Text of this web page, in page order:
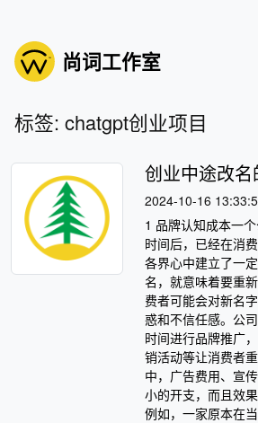
尚词工作室
标签: chatgpt创业项目
创业中途改名
2024-10-16
1 品牌认知成本一
时间后，已经在消
各界心中建立了一
名，就意味着要重
费者可能会对新名
惑和不信任感。公
时间进行品牌推广
销活动等让消费者
中，广告费用、宣
小的开支，而且效
例如，一家原本在